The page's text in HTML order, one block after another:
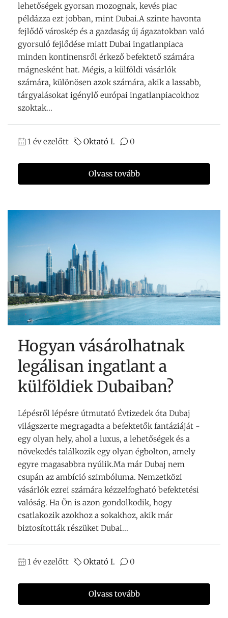
lehetőségek gyorsan mozognak, kevés piac
példázza ezt jobban, mint Dubai.A szinte havonta
fejlődő városkép és a gazdaság új ágazatokban való
gyorsuló fejlődése miatt Dubai ingatlanpiaca
minden kontinensről érkező befektető számára
mágnesként hat. Mégis, a külföldi vásárlók
számára, különösen azok számára, akik a lassabb,
tárgyalásokat igénylő európai ingatlanpiacokhoz
szoktak...
1 év ezelőtt Oktató I. 0
Olvass tovább
Hogyan vásárolhatnak
legálisan ingatlant a
külföldiek Dubaiban?
Lépésről lépésre útmutató Évtizedek óta Dubaj
világszerte megragadta a befektetők fantáziáját -
egy olyan hely, ahol a luxus, a lehetőségek és a
növekedés találkozik egy olyan égbolton, amely
egyre magasabbra nyúlik.Ma már Dubaj nem
csupán az ambíció szimbóluma. Nemzetközi
vásárlók ezrei számára kézzelfogható befektetési
valóság. Ha Ön is azon gondolkodik, hogy
csatlakozik azokhoz a sokakhoz, akik már
biztosították részüket Dubai...
1 év ezelőtt Oktató I. 0
Olvass tovább